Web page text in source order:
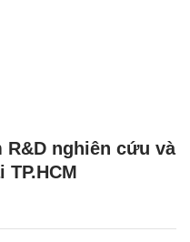
nghiên cứu và